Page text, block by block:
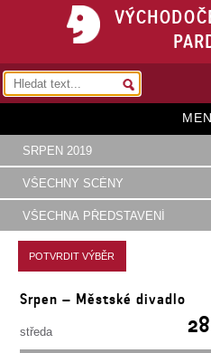
Srpen – Městské divadlo
středa